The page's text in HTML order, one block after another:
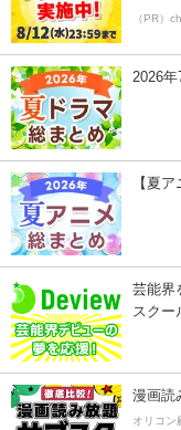
（PR）
2026
【夏
芸能界
スクー
漫画読
オリコン